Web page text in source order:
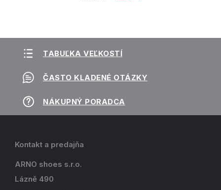
TABUĽKA VEĽKOSTÍ
ČASTO KLADENÉ OTÁZKY
NÁKUPNÝ PORADCA
Kontakt a predajňa
ARNO shoes s.r.o.
Lázně 490